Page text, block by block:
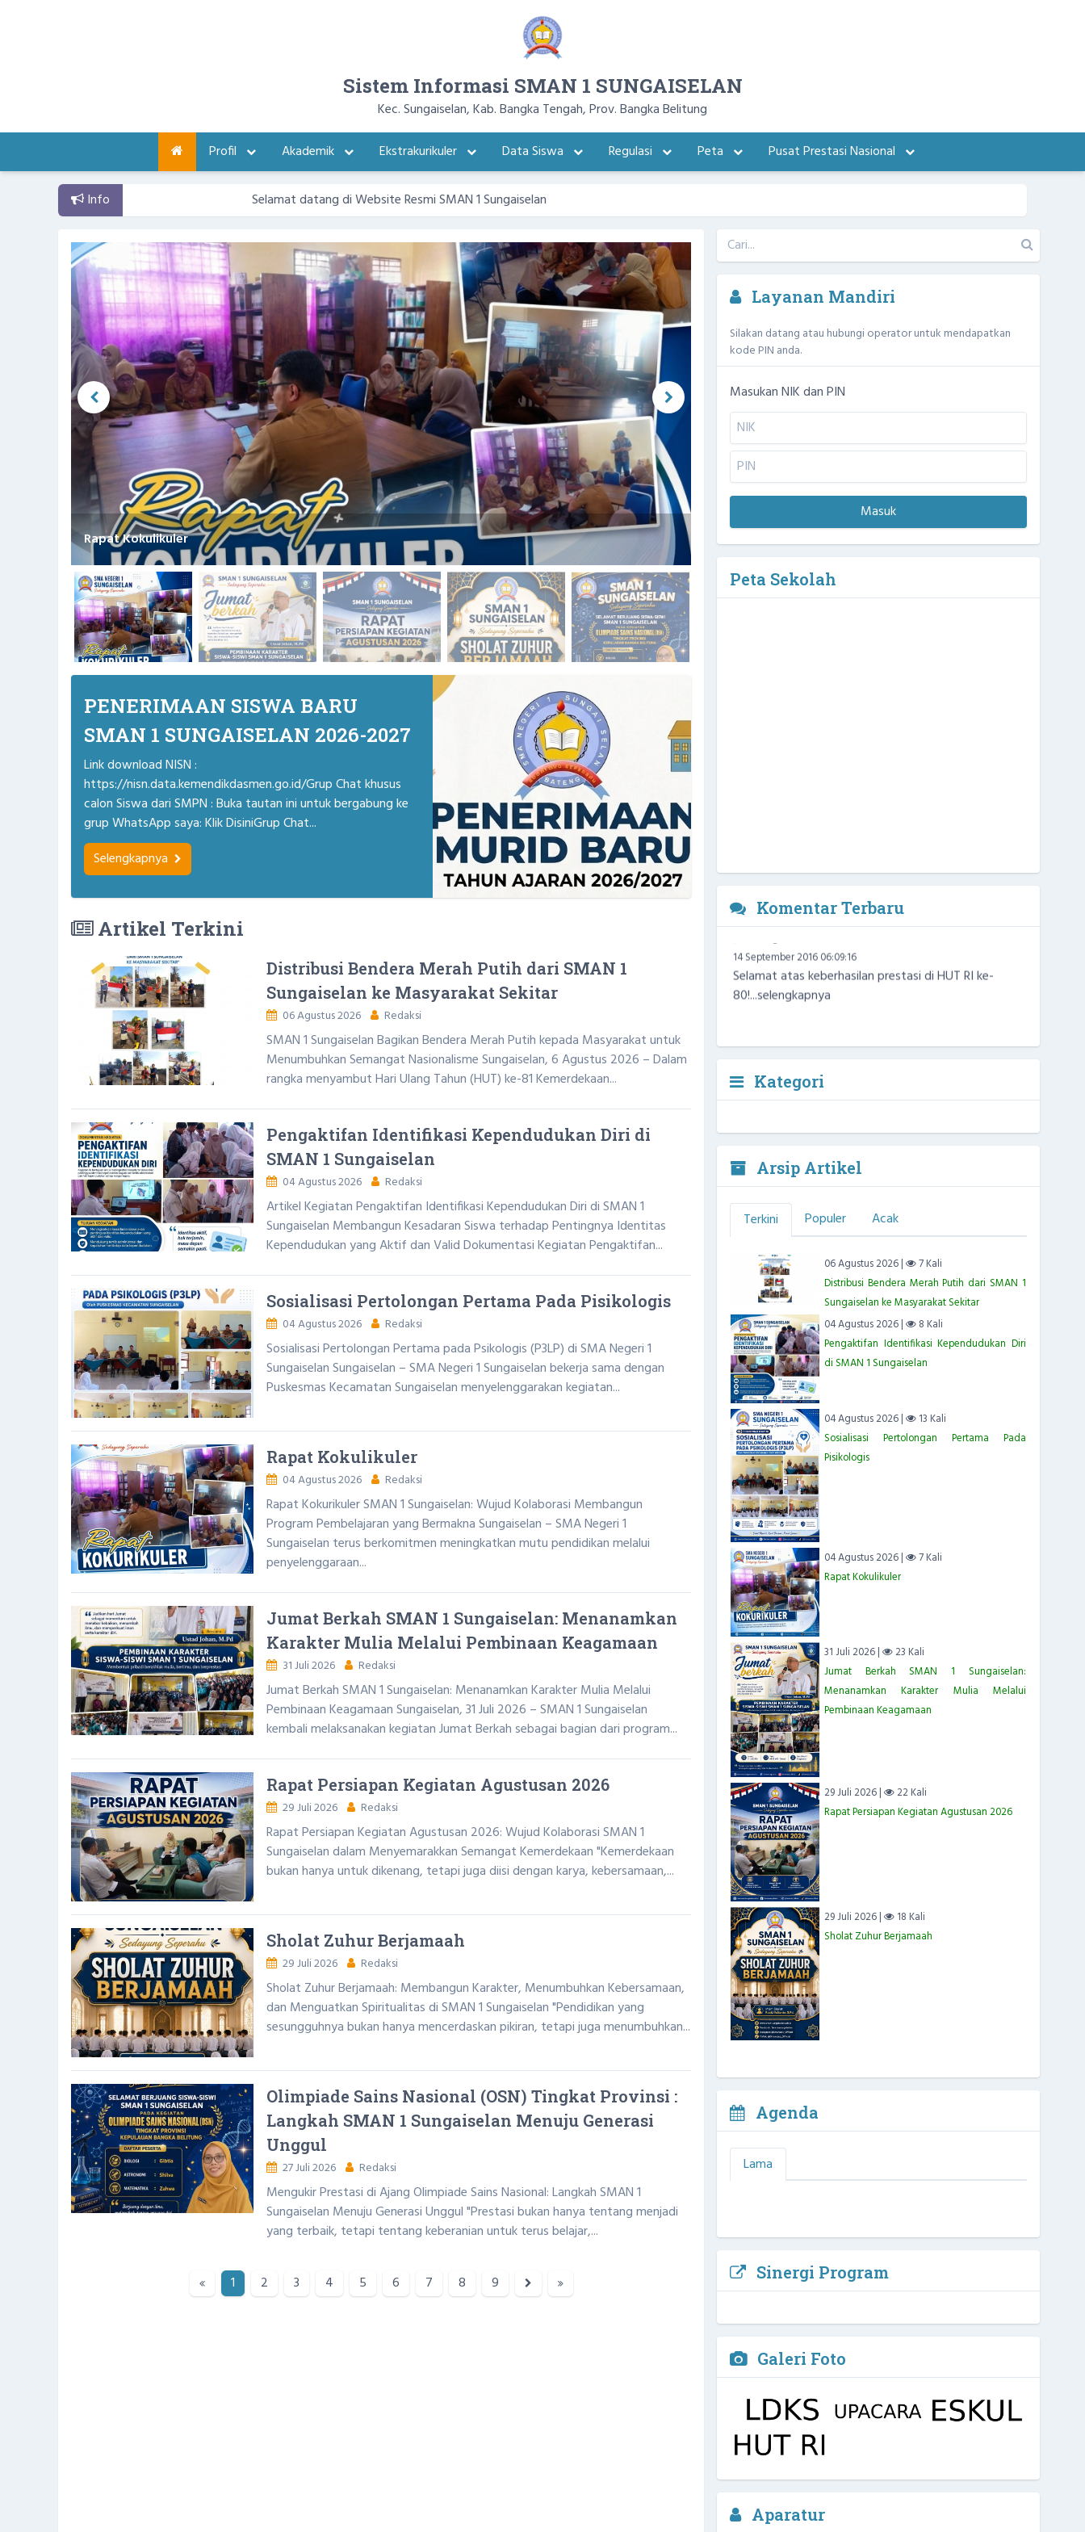
Sistem Informasi SMAN 1 SUNGAISELAN
Kec. Sungaiselan, Kab. Bangka Tengah, Prov. Bangka Belitung
Profil
Akademik Ekstrakurikuler Data Siswa Regulasi Peta Pusat Prestasi Nasional
Info Selamat datang di Website Resmi SMAN 1 Sungaiselan
Jumat Berkah SMAN 1 Sungaiselan: Menanamkan Karakter Mulia Melalui Pembinaan Keagamaan
PENERIMAAN SISWA BARU
SMAN 1 SUNGAISELAN 2026-2027
Link download NISN :
https://nisn.data.kemendikdasmen.go.id/Grup Chat khusus
calon Siswa dari SMPN : Buka tautan ini untuk bergabung ke
grup WhatsApp saya: Klik DisiniGrup Chat...
Selengkapnya
Artikel Terkini
Distribusi Bendera Merah Putih dari SMAN 1
Sungaiselan ke Masyarakat Sekitar
06 Agustus 2026 Redaksi
SMAN 1 Sungaiselan Bagikan Bendera Merah Putih kepada Masyarakat untuk
Menumbuhkan Semangat Nasionalisme Sungaiselan, 6 Agustus 2026 – Dalam
rangka menyambut Hari Ulang Tahun (HUT) ke-81 Kemerdekaan...
Pengaktifan Identifikasi Kependudukan Diri di
SMAN 1 Sungaiselan
04 Agustus 2026 Redaksi
Artikel Kegiatan Pengaktifan Identifikasi Kependudukan Diri di SMAN 1
Sungaiselan Membangun Kesadaran Siswa terhadap Pentingnya Identitas
Kependudukan yang Aktif dan Valid Dokumentasi Kegiatan Pengaktifan...
Sosialisasi Pertolongan Pertama Pada Pisikologis
04 Agustus 2026 Redaksi
Sosialisasi Pertolongan Pertama pada Psikologis (P3LP) di SMA Negeri 1
Sungaiselan Sungaiselan – SMA Negeri 1 Sungaiselan bekerja sama dengan
Puskesmas Kecamatan Sungaiselan menyelenggarakan kegiatan...
Rapat Kokulikuler
04 Agustus 2026 Redaksi
Rapat Kokurikuler SMAN 1 Sungaiselan: Wujud Kolaborasi Membangun
Program Pembelajaran yang Bermakna Sungaiselan – SMA Negeri 1
Sungaiselan terus berkomitmen meningkatkan mutu pendidikan melalui
penyelenggaraan...
Jumat Berkah SMAN 1 Sungaiselan: Menanamkan
Karakter Mulia Melalui Pembinaan Keagamaan
31 Juli 2026 Redaksi
Jumat Berkah SMAN 1 Sungaiselan: Menanamkan Karakter Mulia Melalui
Pembinaan Keagamaan Sungaiselan, 31 Juli 2026 – SMAN 1 Sungaiselan
kembali melaksanakan kegiatan Jumat Berkah sebagai bagian dari program...
Rapat Persiapan Kegiatan Agustusan 2026
29 Juli 2026 Redaksi
Rapat Persiapan Kegiatan Agustusan 2026: Wujud Kolaborasi SMAN 1
Sungaiselan dalam Menyemarakkan Semangat Kemerdekaan "Kemerdekaan
bukan hanya untuk dikenang, tetapi juga diisi dengan karya, kebersamaan,...
Sholat Zuhur Berjamaah
29 Juli 2026 Redaksi
Sholat Zuhur Berjamaah: Membangun Karakter, Menumbuhkan Kebersamaan,
dan Menguatkan Spiritualitas di SMAN 1 Sungaiselan "Pendidikan yang
sesungguhnya bukan hanya mencerdaskan pikiran, tetapi juga menumbuhkan...
Olimpiade Sains Nasional (OSN) Tingkat Provinsi :
Langkah SMAN 1 Sungaiselan Menuju Generasi
Unggul
27 Juli 2026 Redaksi
Mengukir Prestasi di Ajang Olimpiade Sains Nasional: Langkah SMAN 1
Sungaiselan Menuju Generasi Unggul "Prestasi bukan hanya tentang menjadi
yang terbaik, tetapi tentang keberanian untuk terus belajar,...
1 2 3 4 5 6 7 8 9
Layanan Mandiri
Silakan datang atau hubungi operator untuk mendapatkan
kode PIN anda.
Masukan NIK dan PIN
Masuk
Peta Sekolah
Komentar Terbaru
Warga
14 September 2016 06:09:16
Selamat atas keberhasilan prestasi di HUT RI ke-
80!...selengkapnya
Kategori
Arsip Artikel
Terkini Populer Acak
06 Agustus 2026 |
7 Kali
Distribusi Bendera Merah Putih dari SMAN 1
Sungaiselan ke Masyarakat Sekitar
04 Agustus 2026 |
8 Kali
Pengaktifan Identifikasi Kependudukan Diri
di SMAN 1 Sungaiselan
04 Agustus 2026 |
13 Kali
Sosialisasi Pertolongan Pertama Pada
Pisikologis
04 Agustus 2026 |
7 Kali
Rapat Kokulikuler
31 Juli 2026 |
23 Kali
Jumat Berkah SMAN 1 Sungaiselan:
Menanamkan Karakter Mulia Melalui
Pembinaan Keagamaan
29 Juli 2026 |
22 Kali
Rapat Persiapan Kegiatan Agustusan 2026
29 Juli 2026 |
18 Kali
Sholat Zuhur Berjamaah
Agenda
Lama
Sinergi Program
Galeri Foto
Aparatur